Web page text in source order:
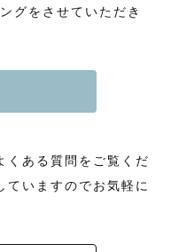
グをさせていただき
くある質問をご覧くだ
ていますのでお気軽に